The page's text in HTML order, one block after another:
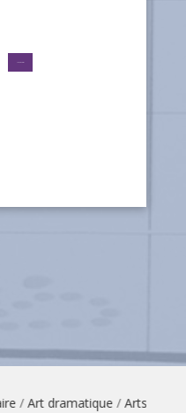
/Art dramatique/Arts du